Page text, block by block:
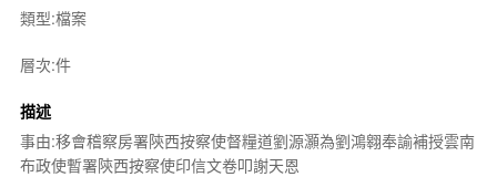
類型:檔案
層次:件
描述
事由:移會稽察房署陝西按察使督糧道劉源灝為劉鴻翱奉諭補授雲南
布政使暫署陝西按察使印信文卷叩謝天恩